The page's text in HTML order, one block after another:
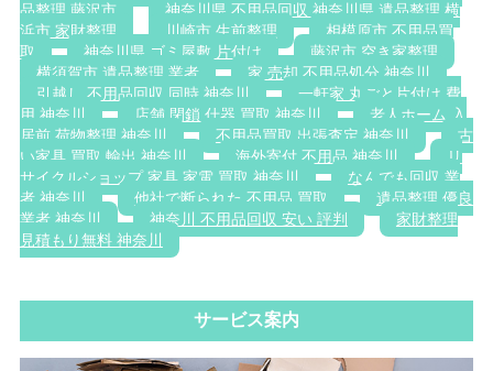
品整理 藤沢市
神奈川県 不用品回収 神奈川県 遺品整理 横
浜市 家財整理
川崎市 生前整理
相模原市 不用品買
取
神奈川県 ゴミ屋敷 片付け
藤沢市 空き家整理
横須賀市 遺品整理 業者
家 売却 不用品処分 神奈川
引越し 不用品回収 同時 神奈川
一軒家 丸ごと片付け 費
用 神奈川
店舗 閉鎖 什器 買取 神奈川
老人ホーム 入
居前 荷物整理 神奈川
不用品買取 出張査定 神奈川
古
い家具 買取 輸出 神奈川
海外寄付 不用品 神奈川
リ
サイクルショップ 家具 家電 買取 神奈川
なんでも回収 業
者 神奈川
他社で断られた 不用品 買取
遺品整理 優良
業者 神奈川
神奈川 不用品回収 安い 評判
家財整理
見積もり無料 神奈川
サービス案内